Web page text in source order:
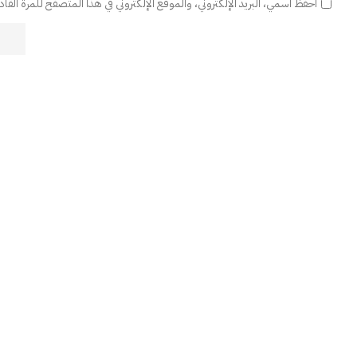
احفظ اسمي، البريد الإلكتروني، والموقع الإلكتروني في هذا المتصفح للمرة